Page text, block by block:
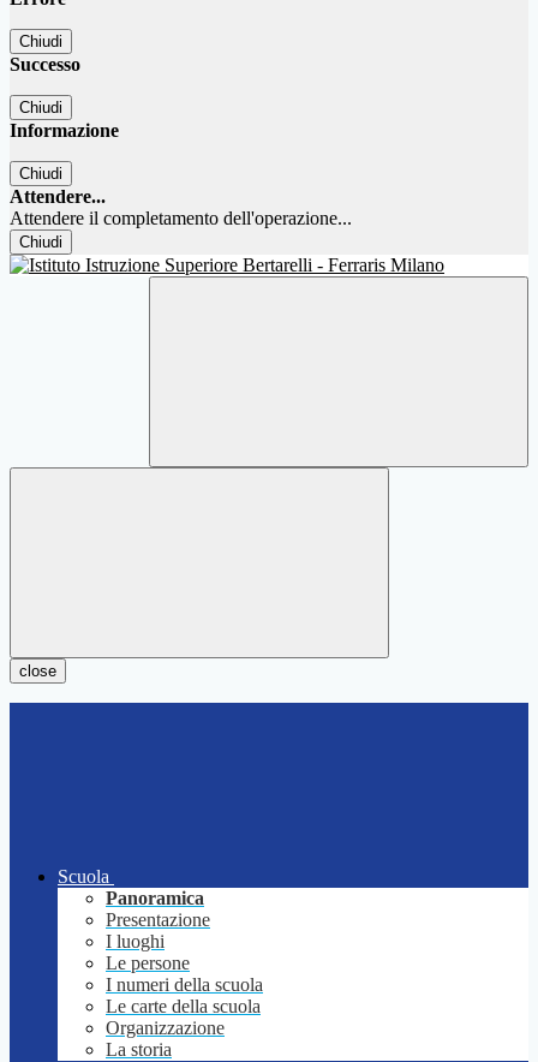
Chiudi
Successo
Chiudi
Informazione
Chiudi
Attendere...
Attendere il completamento dell'operazione...
Chiudi
close
Scuola
Panoramica
Presentazione
I luoghi
Le persone
I numeri della scuola
Le carte della scuola
Organizzazione
La storia